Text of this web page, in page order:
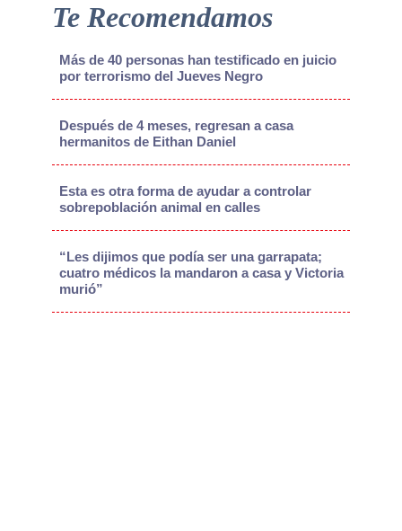
Te Recomendamos
Más de 40 personas han testificado en juicio
por terrorismo del Jueves Negro
Después de 4 meses, regresan a casa
hermanitos de Eithan Daniel
Esta es otra forma de ayudar a controlar
sobrepoblación animal en calles
“Les dijimos que podía ser una garrapata;
cuatro médicos la mandaron a casa y Victoria
murió”